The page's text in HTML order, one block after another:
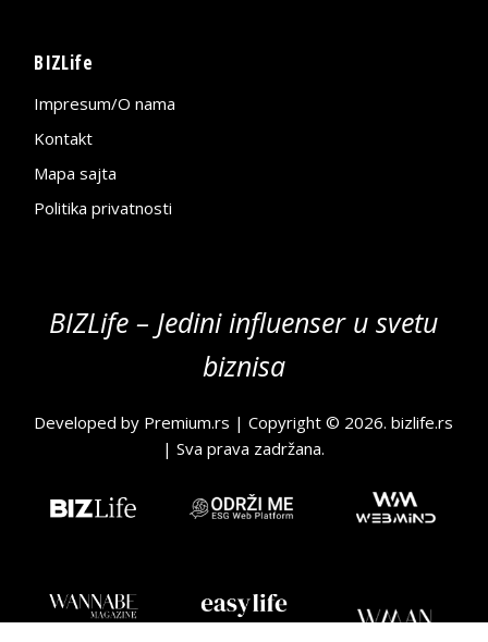
BIZLife
Impresum/O nama
Kontakt
Mapa sajta
Politika privatnosti
BIZLife – Jedini influenser u svetu
biznisa
Developed by Premium.rs | Copyright © 2026.bizlife.rs
| Sva prava zadržana.